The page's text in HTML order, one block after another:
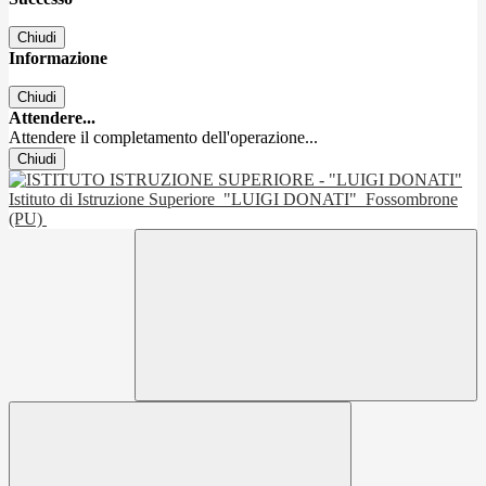
Chiudi
Informazione
Chiudi
Attendere...
Attendere il completamento dell'operazione...
Chiudi
Istituto di Istruzione Superiore "LUIGI DONATI" Fossombrone
(PU)